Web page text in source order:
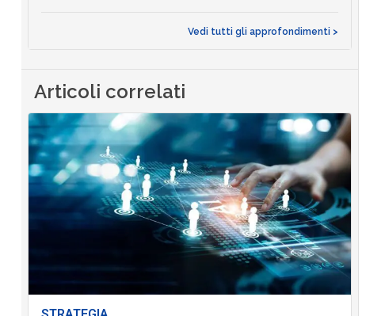
Vedi tutti gli approfondimenti >
Articoli correlati